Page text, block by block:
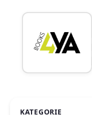
KATEGORIE